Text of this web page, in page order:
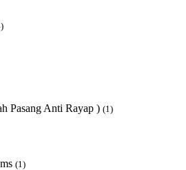
Pasang Anti Rayap ) (1)
(1)